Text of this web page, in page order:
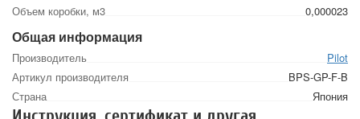
Объем коробки, м3 0,000023
Общая информация
Производитель
Pilot
Артикул производителя
BPS-GP-F-B
Страна
Япония